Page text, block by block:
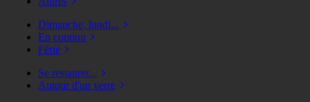
Dimanche, lundi...
En continu
Férié
Se restaurer...
Autour d'un verre